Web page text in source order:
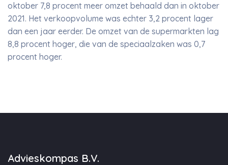
oktober 7,8 procent meer omzet behaald dan in oktober
2021. Het verkoopvolume was echter 3,2 procent lager
dan een jaar eerder. De omzet van de supermarkten lag
8,8 procent hoger, die van de speciaalzaken was 0,7
procent hoger.
Advieskompas B.V.